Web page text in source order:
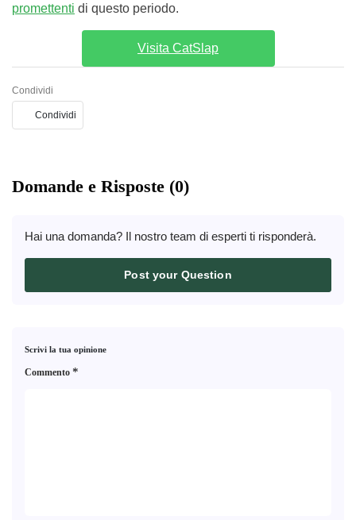
promettenti di questo periodo.
Visita CatSlap
Condividi
Condividi
Domande e Risposte (0)
Hai una domanda? Il nostro team di esperti ti risponderà.
Post your Question
Scrivi la tua opinione
Commento *